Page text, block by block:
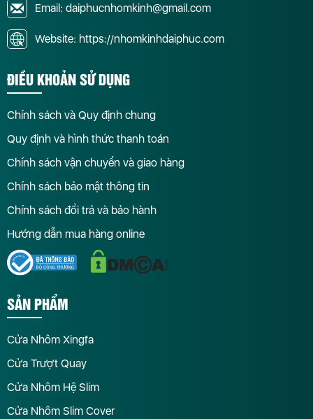
Email: daiphucnhomkinh@gmail.com
Website: https://nhomkinhdaiphuc.com
ĐIỀU KHOẢN SỬ DỤNG
Chính sách và Quy định chung
Quy định và hình thức thanh toán
Chính sách vận chuyển và giao hàng
Chính sách bảo mật thông tin
Chính sách đổi trả và bảo hành
Hướng dẫn mua hàng online
SẢN PHẨM
Cửa Nhôm Xingfa
Cửa Trượt Quay
Cửa Nhôm Hệ Slim
Cửa Nhôm Slim Cover